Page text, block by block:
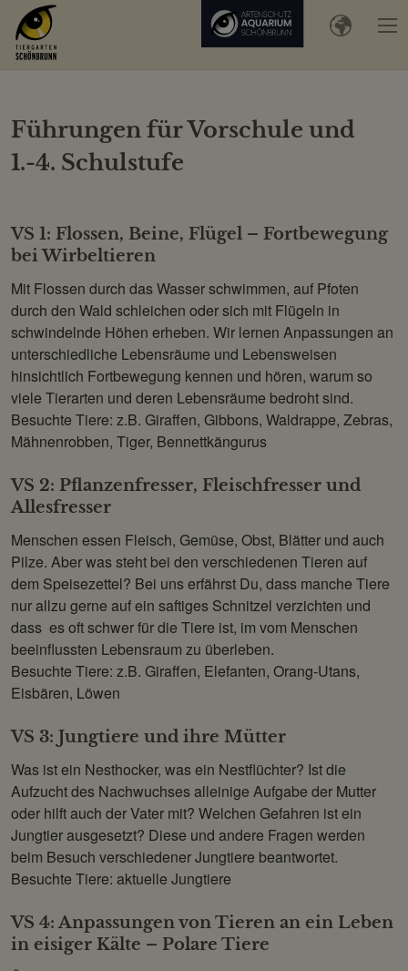
Führungen für Vorschule und
1.-4. Schulstufe
VS 1: Flossen, Beine, Flügel – Fortbewegung
bei Wirbeltieren
Mit Flossen durch das Wasser schwimmen, auf Pfoten
durch den Wald schleichen oder sich mit Flügeln in
schwindelnde Höhen erheben. Wir lernen Anpassungen an
unterschiedliche Lebensräume und Lebensweisen
hinsichtlich Fortbewegung kennen und hören, warum so
viele Tierarten und deren Lebensräume bedroht sind.
Besuchte Tiere: z.B. Giraffen, Gibbons, Waldrappe, Zebras,
Mähnenrobben, Tiger, Bennettkängurus
VS 2: Pflanzenfresser, Fleischfresser und
Allesfresser
Menschen essen Fleisch, Gemüse, Obst, Blätter und auch
Pilze. Aber was steht bei den verschiedenen Tieren auf
dem Speisezettel? Bei uns erfährst Du, dass manche Tiere
nur allzu gerne auf ein saftiges Schnitzel verzichten und
dass es oft schwer für die Tiere ist, im vom Menschen
beeinflussten Lebensraum zu überleben.
Besuchte Tiere: z.B. Giraffen, Elefanten, Orang-Utans,
Eisbären, Löwen
VS 3: Jungtiere und ihre Mütter
Was ist ein Nesthocker, was ein Nestflüchter? Ist die
Aufzucht des Nachwuchses alleinige Aufgabe der Mutter
oder hilft auch der Vater mit? Welchen Gefahren ist ein
Jungtier ausgesetzt? Diese und andere Fragen werden
beim Besuch verschiedener Jungtiere beantwortet.
Besuchte Tiere: aktuelle Jungtiere
VS 4: Anpassungen von Tieren an ein Leben
in eisiger Kälte – Polare Tiere